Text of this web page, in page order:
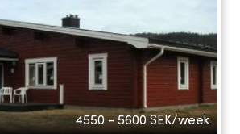
4550 - 5600 SEK/week